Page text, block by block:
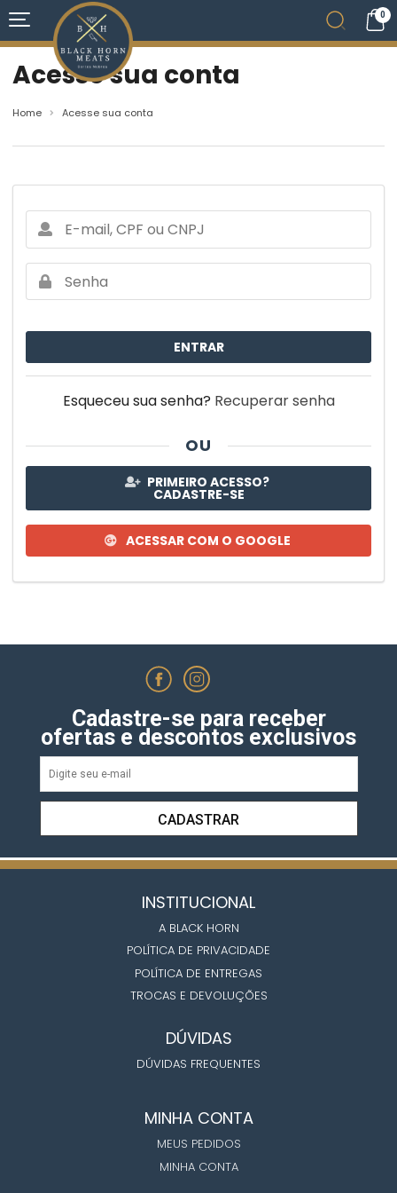
0
Acesse sua conta
Home Acesse sua conta
ENTRAR
Esqueceu sua senha? Recuperar senha
OU
PRIMEIRO ACESSO?
CADASTRE-SE
ACESSAR COM O GOOGLE
Cadastre-se para receber
ofertas e descontos exclusivos
CADASTRAR
INSTITUCIONAL
A BLACK HORN
POLÍTICA DE PRIVACIDADE
POLÍTICA DE ENTREGAS
TROCAS E DEVOLUÇÕES
DÚVIDAS
DÚVIDAS FREQUENTES
MINHA CONTA
MEUS PEDIDOS
MINHA CONTA